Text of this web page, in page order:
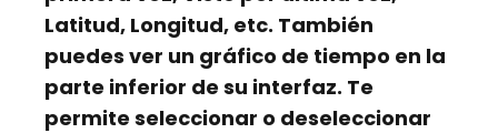
Latitud, Longitud, etc. También
puedes ver un gráfico de tiempo en la
parte inferior de su interfaz. Te
permite seleccionar o deseleccionar